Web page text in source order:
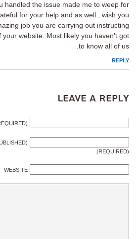
handled the issue made me to weep for
for your help and as well , wish you
job you are carrying out instructing
your website. Most likely you haven't got
to know all of us.
REPLY
Leave a Reply
(REQUIRED)
WEBSITE